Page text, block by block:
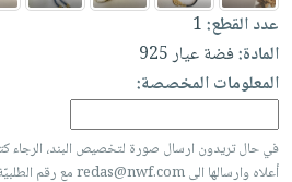
العناية
بالأسنان
الحمية
والتغذية
أدوات
المائدة
الأوعية
والتخزين
أدوات
الأكثر
مبيعاً
العودة
للمدارس
اكسسوارات
كتب
شحن
مجاني
بنود
اشتراكات
كل
عدد القطع:1
المادة:فضة عيار 925
المعلومات المخصصة:
أعلاه وارسالها الى redas@nwf.com مع رقم الطلبيّة